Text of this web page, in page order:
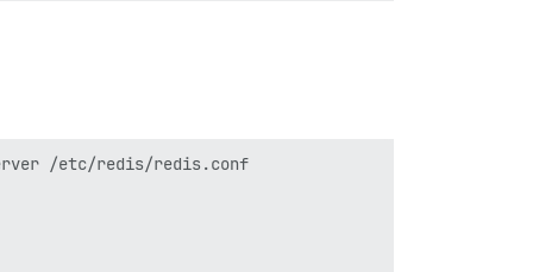
/etc/redis/redis.conf